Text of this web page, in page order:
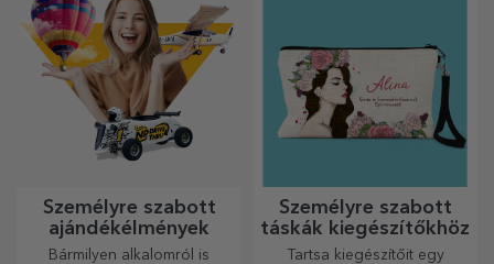
Személyre szabott
ajándékélmények
Bármilyen alkalomról is
Személyre szabott
táskák kiegészítőkhöz
Tartsa kiegészítőit egy